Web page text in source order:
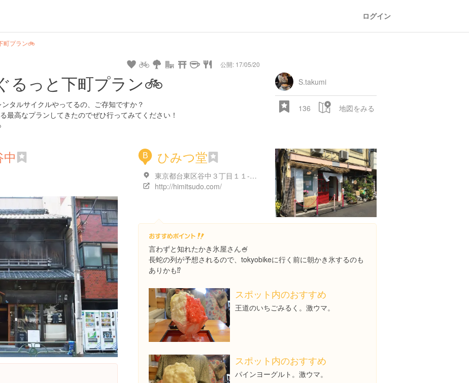
ログイン
町プラン🚲
公開: 17/05/20
るっと下町プラン🚲
タルサイクルやってるの、ご存知ですか？
最高なプランしてきたのでぜひ行ってみてください！
S.takumi
136 地図をみる
B ひみつ堂
東京都台東区谷中３丁目１１-１８
http://himitsudo.com/
言わずと知れたかき氷屋さん🍧
長蛇の列が予想されるので、tokyobikeに行く前に朝かき氷するのも
ありかも⁉︎
スポット内のおすすめ
王道のいちごみるく。激ウマ。
スポット内のおすすめ
パインヨーグルト。激ウマ。